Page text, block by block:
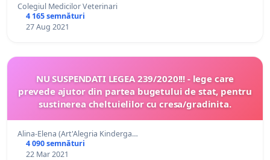
Colegiul Medicilor Veterinari
4 165 semnături
27 Aug 2021
NU SUSPENDATI LEGEA 239/2020!!! - lege care
prevede ajutor din partea bugetului de stat, pentru
sustinerea cheltuielilor cu cresa/gradinita.
Alina-Elena (Art'Alegria Kinderga…
4 090 semnături
22 Mar 2021